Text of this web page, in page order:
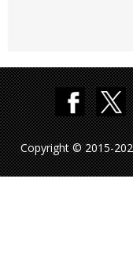
Copyright © 2015-